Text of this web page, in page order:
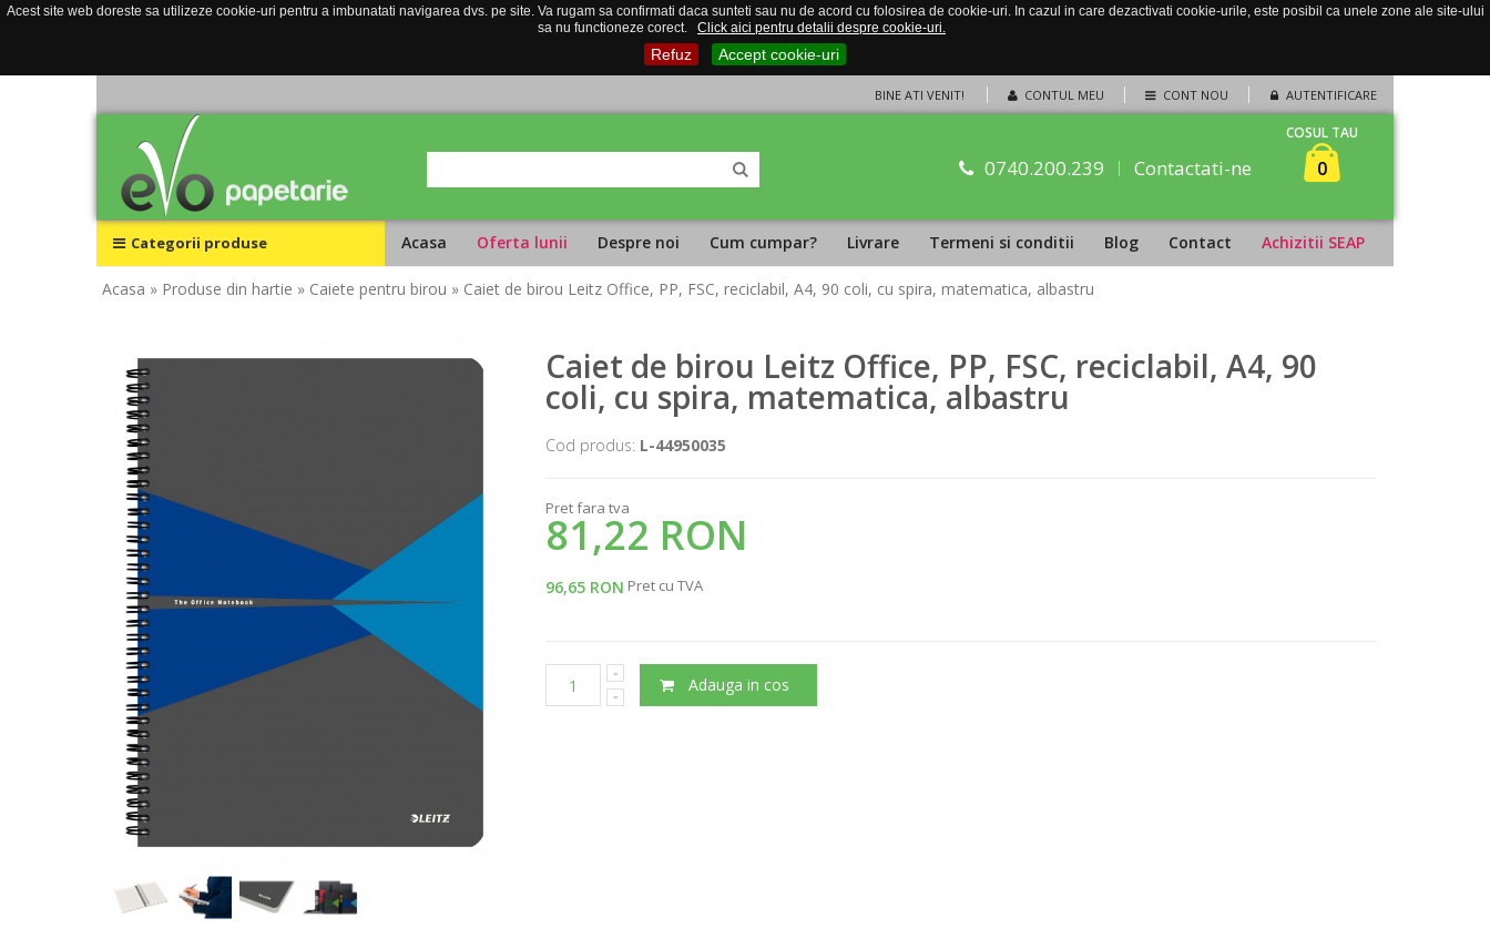
Acest site web doreste sa utilizeze cookie-uri pentru a imbunatati navigarea dvs. pe site. Va rugam sa confirmati daca sunteti sau nu de acord cu folosirea de cookie-uri. In cazul in care dezactivati cookie-urile, este posibil ca unele zone ale site-ului
sa nu functioneze corect.
Click aici pentru detalii despre cookie-uri.
Refuz Accept cookie-uri
CONTUL MEU CONT NOU AUTENTIFICARE
BINE ATI VENIT!
0740.200.239 Contactati-ne
COSUL TAU
0
Categorii produse Acasa Oferta lunii Despre noi Cum cumpar? Livrare Termeni si conditii Blog Contact Achizitii SEAP
Acasa » Produse din hartie » Caiete pentru birou » Caiet de birou Leitz Office, PP, FSC, reciclabil, A4, 90 coli, cu spira, matematica, albastru
Caiet de birou Leitz Office, PP, FSC, reciclabil, A4, 90
coli, cu spira, matematica, albastru
Cod produs: L-44950035
Pret fara tva
81,22 RON
96,65 RON Pret cu TVA
Adauga in cos